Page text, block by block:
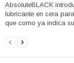
AbsoluteBLACK
lubricante en cera
que como ya indica